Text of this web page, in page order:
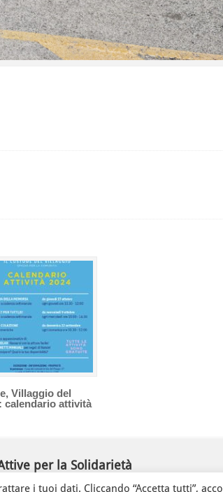
Villaggio del
calendario attività
per la Solidarietà
i tuoi dati. Cliccando “Accetta tutti”,